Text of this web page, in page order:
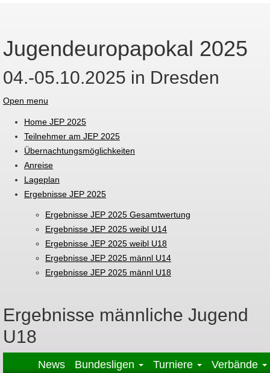
Jugendeuropapokal 2025
04.-05.10.2025 in Dresden
Open menu
Home JEP 2025
Teilnehmer am JEP 2025
Übernachtungsmöglichkeiten
Anreise
Lageplan
Ergebnisse JEP 2025
Ergebnisse JEP 2025 Gesamtwertung
Ergebnisse JEP 2025 weibl U14
Ergebnisse JEP 2025 weibl U18
Ergebnisse JEP 2025 männl U14
Ergebnisse JEP 2025 männl U18
Ergebnisse männliche Jugend
U18